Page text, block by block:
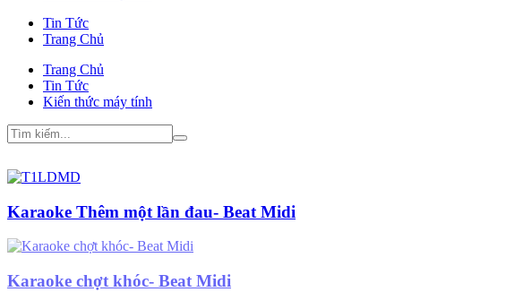
Tin Tức
Trang Chủ
Trang Chủ
Tin Tức
Kiến thức máy tính
Karaoke chợt khóc- Beat Midi
1 2 3 4 5
Tin tiêu điểm Tin mới nhất